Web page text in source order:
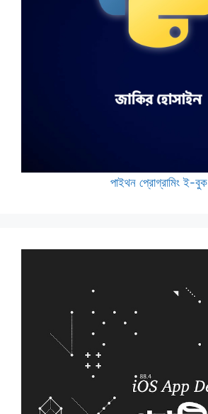
পাইথন প্রোগ্রামিং ই-বুক